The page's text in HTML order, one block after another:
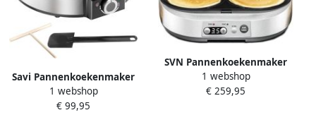
Savi Pannenkoekenmaker
Pancake maker Pannenkoek
Zilver ‎‎33cm x 37cm x 11cm
1 webshop
€ 99,95
SVN Pannenkoekenmaker
Pancake maker Pannenkoek
Zilver ‎32cm x 37cm x 13 cm
1 webshop
€ 259,95